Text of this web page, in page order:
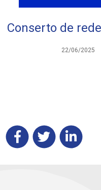
Conserto de
22/06/2025